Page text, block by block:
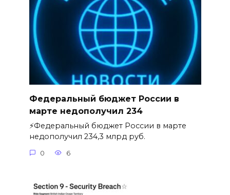
Федеральный бюджет России в
марте недополучил 234
⚡️Федеральный бюджет России в марте
недополучил 234,3 млрд руб.
0 6